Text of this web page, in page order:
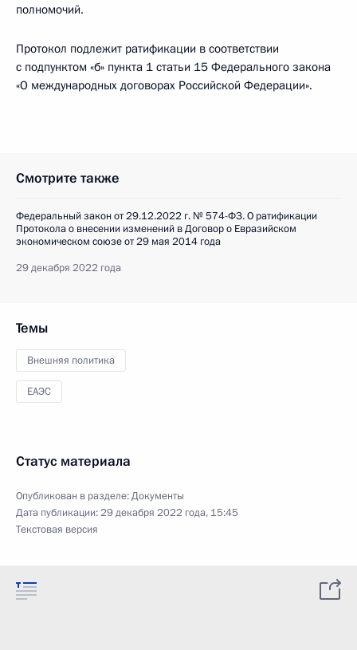
полномочий.
Протокол подлежит ратификации в соответствии
с подпунктом «б» пункта 1 статьи 15 Федерального закона
«О международных договорах Российской Федерации».
Смотрите также
Федеральный закон от 29.12.2022 г. № 574-ФЗ. О ратификации
Протокола о внесении изменений в Договор о Евразийском
экономическом союзе от 29 мая 2014 года
29 декабря 2022 года
Темы
Внешняя политика
ЕАЭС
Статус материала
Опубликован в разделе:Документы
Дата публикации:29 декабря 2022 года, 15:45
Текстовая версия